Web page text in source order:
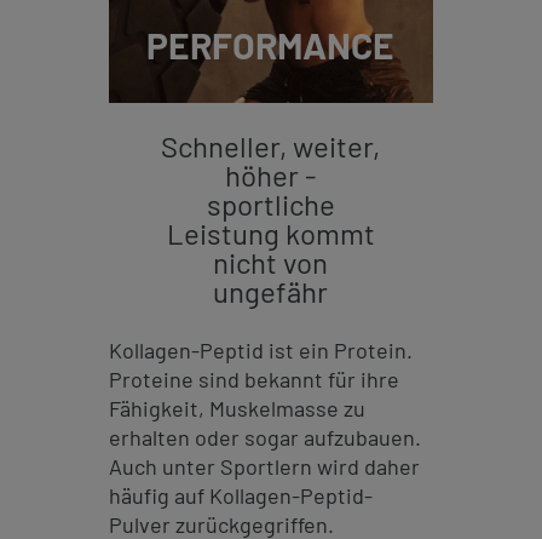
PERFORMANCE
Schneller, weiter,
höher -
sportliche
Leistung kommt
nicht von
ungefähr
Kollagen-Peptid ist ein Protein.
Proteine sind bekannt für ihre
Fähigkeit, Muskelmasse zu
erhalten oder sogar aufzubauen.
Auch unter Sportlern wird daher
häufig auf Kollagen-Peptid-
Pulver zurückgegriffen.